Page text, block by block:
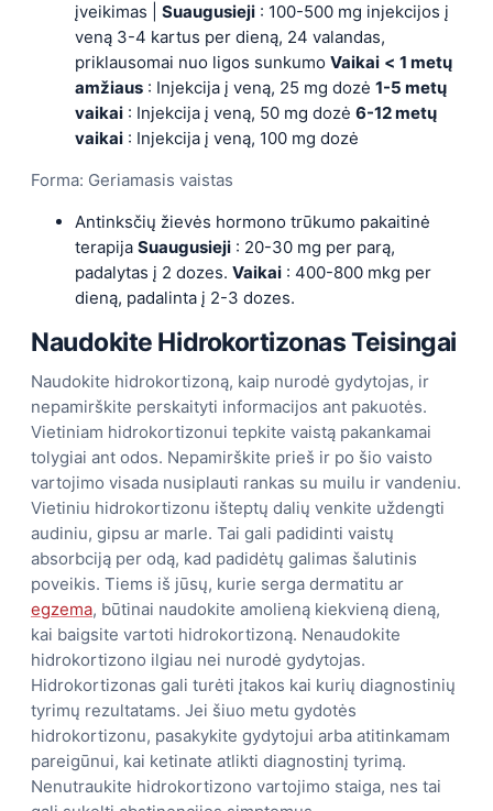
įveikimas | Suaugusieji : 100-500 mg injekcijos į
veną 3-4 kartus per dieną, 24 valandas,
priklausomai nuo ligos sunkumo Vaikai < 1 metų
amžiaus : Injekcija į veną, 25 mg dozė 1-5 metų
vaikai : Injekcija į veną, 50 mg dozė 6-12 metų
vaikai : Injekcija į veną, 100 mg dozė
Forma: Geriamasis vaistas
Antinksčių žievės hormono trūkumo pakaitinė
terapija Suaugusieji : 20-30 mg per parą,
padalytas į 2 dozes. Vaikai : 400-800 mkg per
dieną, padalinta į 2-3 dozes.
Naudokite HidrokortizonasTeisingai
Naudokite hidrokortizoną, kaip nurodė gydytojas, ir
nepamirškite perskaityti informacijos ant pakuotės.
Vietiniam hidrokortizonui tepkite vaistą pakankamai
tolygiai ant odos. Nepamirškite prieš ir po šio vaisto
vartojimo visada nusiplauti rankas su muilu ir vandeniu.
Vietiniu hidrokortizonu išteptų dalių venkite uždengti
audiniu, gipsu ar marle. Tai gali padidinti vaistų
absorbciją per odą, kad padidėtų galimas šalutinis
poveikis. Tiems iš jūsų, kurie serga dermatitu ar
egzema, būtinai naudokite amolieną kiekvieną dieną,
kai baigsite vartoti hidrokortizoną. Nenaudokite
hidrokortizono ilgiau nei nurodė gydytojas.
Hidrokortizonas gali turėti įtakos kai kurių diagnostinių
tyrimų rezultatams. Jei šiuo metu gydotės
hidrokortizonu, pasakykite gydytojui arba atitinkamam
pareigūnui, kai ketinate atlikti diagnostinį tyrimą.
Nenutraukite hidrokortizono vartojimo staiga, nes tai